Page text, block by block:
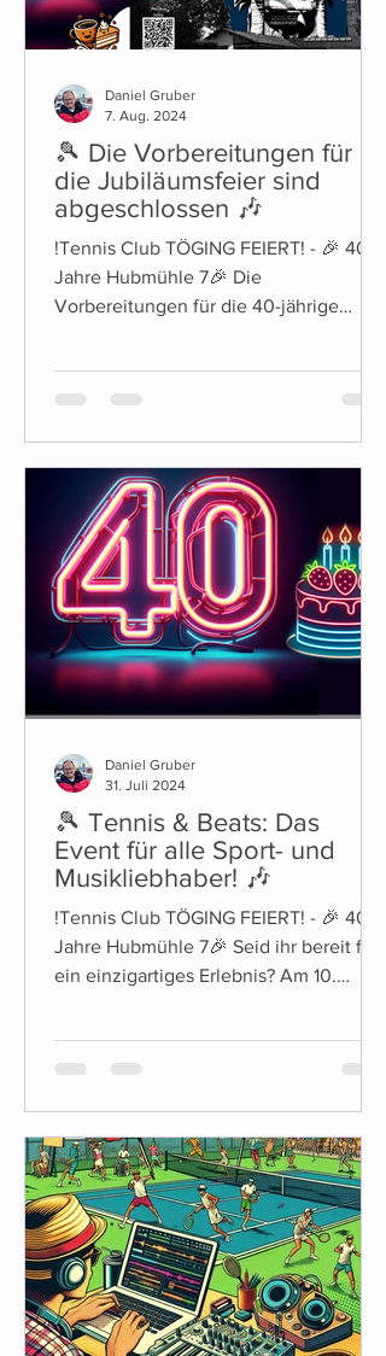
🎾 Die Vorbereitungen für
die Jubiläumsfeier sind
abgeschlossen 🎶
!Tennis Club TÖGING FEIERT! - 🎉 40
Jahre Hubmühle 7🎉 Die
Vorbereitungen für die 40-jährige
Daniel Gruber
7. Aug. 2024
🎾 Tennis & Beats: Das
Event für alle Sport- und
Musikliebhaber! 🎶
!Tennis Club TÖGING FEIERT! - 🎉 40
Jahre Hubmühle 7🎉 Seid ihr bereit für
ein einzigartiges Erlebnis? Am 10.
Daniel Gruber
31. Juli 2024